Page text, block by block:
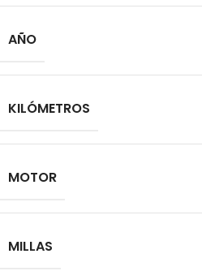
AÑO
KILÓMETROS
MOTOR
MILLAS